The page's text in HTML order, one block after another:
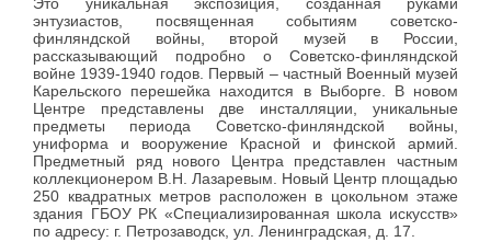
энтузиастов, посвященная событиям советско-
финляндской войны, второй музей в России,
рассказывающий подробно о Советско-финляндской
войне 1939-1940 годов. Первый – частный Военный музей
Карельского перешейка находится в Выборге. В новом
Центре представлены две инсталляции, уникальные
предметы периода Советско-финляндской войны,
униформа и вооружение Красной и финской армий.
Предметный ряд нового Центра представлен частным
коллекционером В.Н. Лазаревым. Новый Центр площадью
250 квадратных метров расположен в цокольном этаже
здания ГБОУ РК «Специализированная школа искусств»
по адресу: г. Петрозаводск, ул. Ленинградская, д. 17.